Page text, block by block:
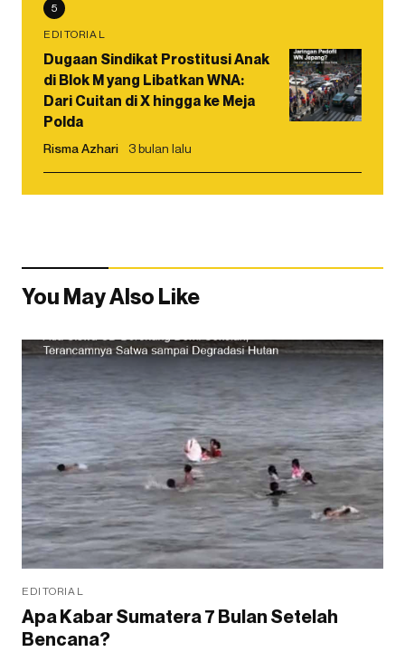
5
EDITORIAL
Dugaan Sindikat Prostitusi Anak
di Blok M yang Libatkan WNA:
Dari Cuitan di X hingga ke Meja
Polda
Risma Azhari 3 bulan lalu
You May Also Like
EDITORIAL
Apa Kabar Sumatera 7 Bulan Setelah
Bencana?